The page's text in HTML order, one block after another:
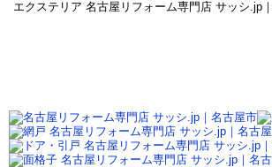
エクステリア 名古屋リフォーム専門店 サッシ